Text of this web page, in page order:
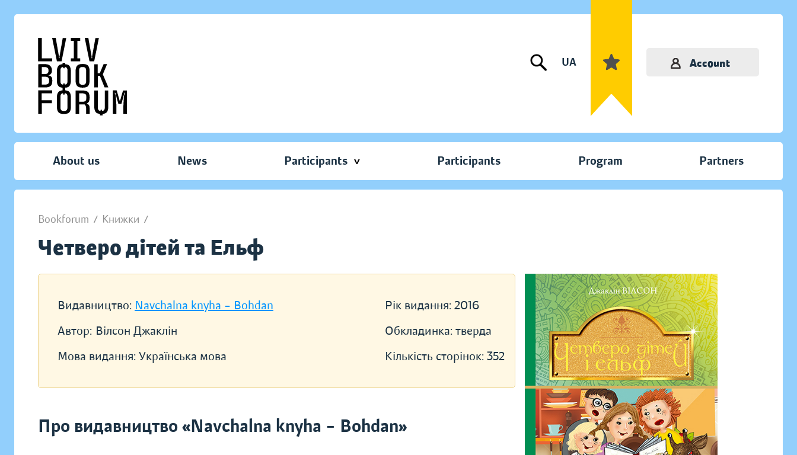
UA Account
About us News Participants Participants Program Partners
Bookforum / Книжки /
Четверо дітей та Ельф
Видавництво: Navchalna knyha – Bohdan
Автор: Вілсон Джаклін
Мова видання: Українська мова
Рік видання: 2016
Обкладинка: тверда
Кількість сторінок: 352
Про видавництво «Navchalna knyha – Bohdan»